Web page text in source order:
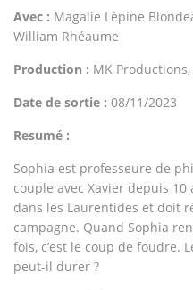
Avec : Magalie Lépine
William Rhéaume
Production : MK
Date de sortie : 08/11/2023
Resumé :
Sophia est professeure de
couple avec Xavier depuis
dans les Laurentides et doit
campagne. Quand Sophia
fois, c’est le coup de foudre.
peut-il durer ?